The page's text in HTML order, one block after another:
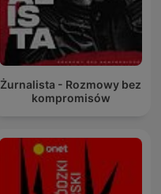
Żurnalista - Rozmowy bez
kompromisów